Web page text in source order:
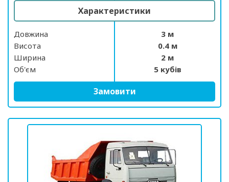
Характеристики
Довжина
3 м
Висота
0.4 м
Ширина
2 м
Об'єм
5 кубів
Замовити